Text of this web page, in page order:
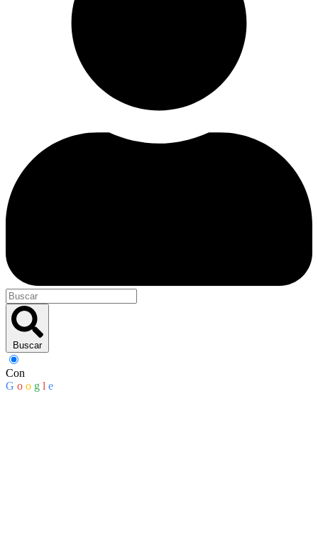
Buscar
Con
G o o g l e